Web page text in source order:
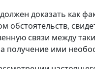
доказать как
обстоятельств,
связи между
получение ими